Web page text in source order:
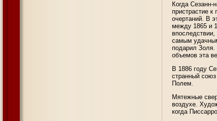
Когда
пристрастие к
очертаний. В
между 1865 и
самым
подарил Золя.
объемов эта
В 1886 году
странный
Полем.
Мятежные
воздухе.
когда